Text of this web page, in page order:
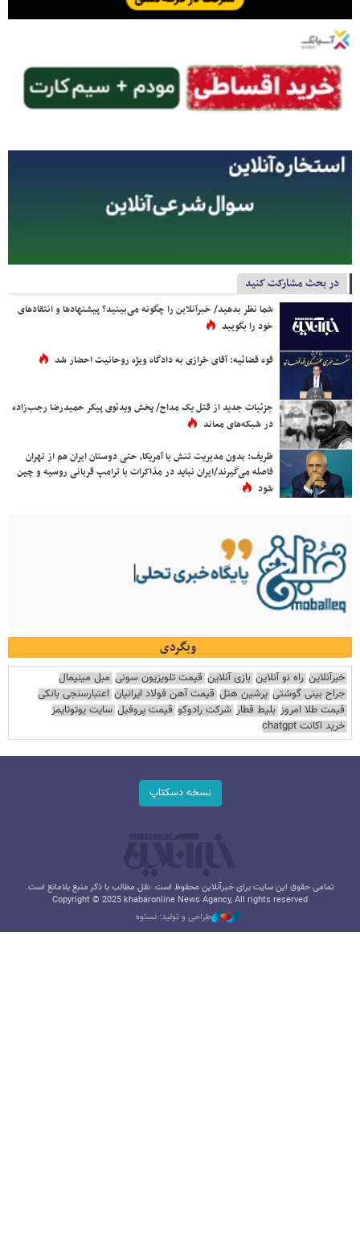
در بحث مشارکت کنید
شما نظر بدهید/ خبرآنلاین را چگونه می‌بینید؟ پیشنهادها و انتقادهای
خود را بگویید
قوه قضائیه: آقای خرازی به دادگاه ویژه روحانیت احضار شد
جزئیات جدید از قتل یک مداح/ پخش ویدئوی پیکر حمیدرضا رجب‌زاده
در شبکه‌های معاند
ظریف: بدون مدیریت تنش با آمریکا، حتی دوستان ایران هم از تهران
فاصله می‌گیرند/ایران نباید در مذاکرات با ترامپ قربانی روسیه و چین
شود
وبگردی
خبرآنلاین راه نو آنلاین بازی آنلاین قیمت تلویزیون سونی مبل مینیمال
جراح بینی گوشتی پرشین هتل قیمت آهن فولاد ایرانیان اعتبارسنجی بانکی
قیمت طلا امروز بلیط قطار شرکت رادوکو قیمت پروفیل سایت یوتوتایمز
خرید اکانت chatgpt
نسخه دسکتاپ
تمامی حقوق این سایت برای خبرآنلاین محفوظ است. نقل مطالب با ذکر منبع بلامانع است.
Copyright © 2025 khabaronline News Agancy, All rights reserved
طراحی و تولید: نستوه